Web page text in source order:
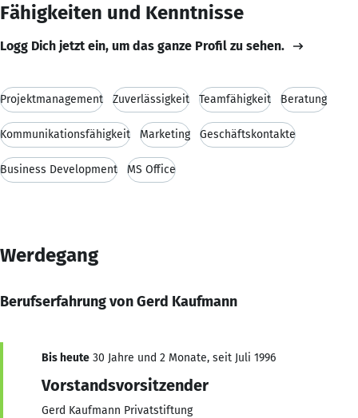
Fähigkeiten und Kenntnisse
Logg Dich jetzt ein, um das ganze Profil zu sehen.
Projektmanagement Zuverlässigkeit Teamfähigkeit Beratung
Kommunikationsfähigkeit Marketing Geschäftskontakte
Business Development MS Office
Werdegang
Berufserfahrung von Gerd Kaufmann
Bis heute 30 Jahre und 2 Monate, seit Juli 1996
Vorstandsvorsitzender
Gerd Kaufmann Privatstiftung